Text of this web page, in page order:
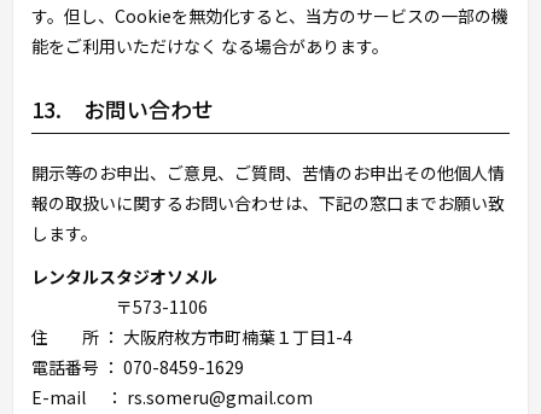
す。但し、Cookieを無効化すると、当方のサービスの一部の機
能をご利用いただけなく なる場合があります。
13. お問い合わせ
開示等のお申出、ご意見、ご質問、苦情のお申出その他個人情
報の取扱いに関するお問い合わせは、下記の窓口までお願い致
します。
レンタルスタジオソメル
〒573-1106
住 所 ： 大阪府枚方市町楠葉１丁目1-4
電話番号 ： 070-8459-1629
E-mail ： rs.someru@gmail.com